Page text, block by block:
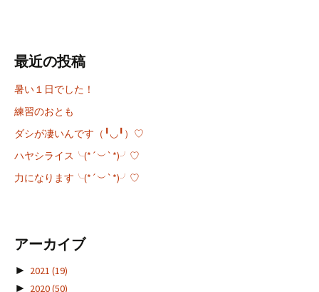
最近の投稿
暑い１日でした！
練習のおとも
ダシが凄いんです（╹◡╹）♡
ハヤシライス╰(*´︶`*)╯♡
力になります╰(*´︶`*)╯♡
アーカイブ
► 2021 (19)
► 2020(50)